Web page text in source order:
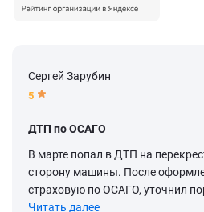
Сергей Зарубин
5
ДТП по ОСАГО
В марте попал в ДТП на
сторону машины. После
страховую по ОСАГО, уточнил
Читать далее